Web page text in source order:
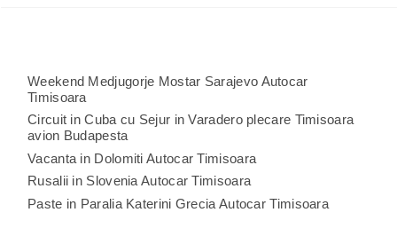
Weekend Medjugorje Mostar Sarajevo Autocar
Timisoara
Circuit in Cuba cu Sejur in Varadero plecare Timisoara
avion Budapesta
Vacanta in Dolomiti Autocar Timisoara
Rusalii in Slovenia Autocar Timisoara
Paste in Paralia Katerini Grecia Autocar Timisoara